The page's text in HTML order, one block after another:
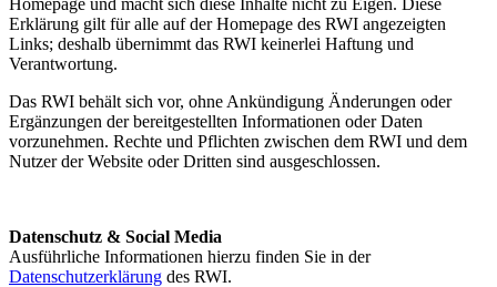
Erklärung gilt für alle auf der Homepage des RWI angezeigten
Links; deshalb übernimmt das RWI keinerlei Haftung und
Verantwortung.
Das RWI behält sich vor, ohne Ankündigung Änderungen oder
Ergänzungen der bereitgestellten Informationen oder Daten
vorzunehmen. Rechte und Pflichten zwischen dem RWI und dem
Nutzer der Website oder Dritten sind ausgeschlossen.
Datenschutz & Social Media
Ausführliche Informationen hierzu finden Sie in der
Datenschutzerklärung des RWI.